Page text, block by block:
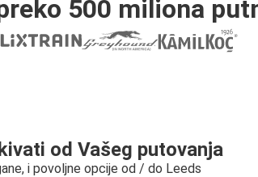
500 miliona
od Vašeg putovanja
i povoljne opcije od / do Leeds